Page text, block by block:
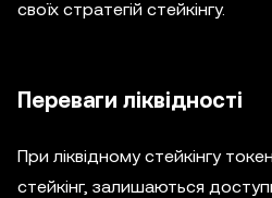
своїх стратегій стейкінгу.
Переваги ліквідності
При ліквідному стейкінгу
стейкінг, залишаються